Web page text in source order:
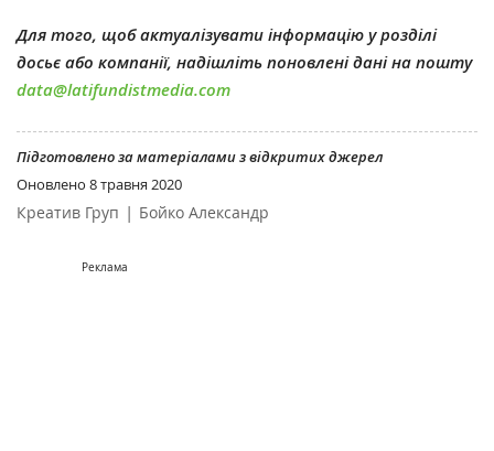
Для того, щоб актуалізувати інформацію у розділі
досьє або компанії, надішліть поновлені дані на пошту
data@latifundistmedia.com
Підготовлено за матеріалами з відкритих джерел
Оновлено 8 травня 2020
Креатив Груп | Бойко Александр
Реклама